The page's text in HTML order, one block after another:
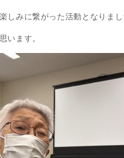
しみに繋がった活動となりまし
います。